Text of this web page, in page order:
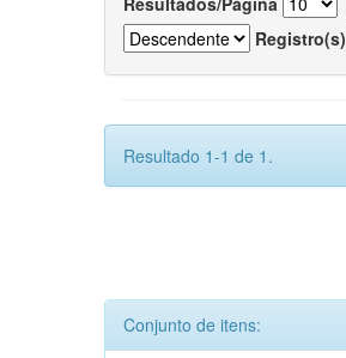
Registro(s)
Resultado 1-1 de 1.
Conjunto de itens: